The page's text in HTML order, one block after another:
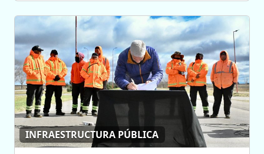
INFRAESTRUCTURA PÚBLICA